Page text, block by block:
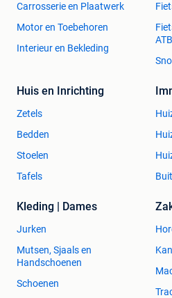
🛠 Over Due Tempi Vintage
Wij zijn een onafhankelijke
classics tot technisch
vakkundig nagezien en
garantie.
💶 Vraagprijs: €399
📍 Locatie: Bavegem – enkel op
Ksyrium-wielen, nieuwe
een veelzijdigheid waar veel
van kunnen dromen.
Carrosserie en Plaatwerk
Motor en Toebehoren
Interieur en Bekleding
ATB
Huis en Inrichting
Zetels
Bedden
Stoelen
Tafels
Kleding | Dames
Jurken
Mutsen, Sjaals en
Handschoenen
Schoenen